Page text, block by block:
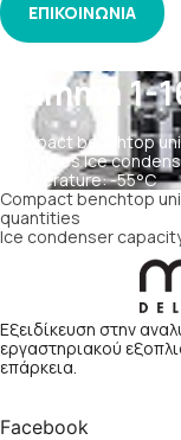
ΕΠΙΚΟΙΝΩΝΙΑ
Gamma
Compact benchtop
quantities Ice
temperature: -55°C
Compact benchtop
quantities
Ice condenser
Εξειδίκευση στην
εργαστηριακού
επάρκεια.
Facebook